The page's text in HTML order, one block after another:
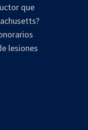
que
lesiones